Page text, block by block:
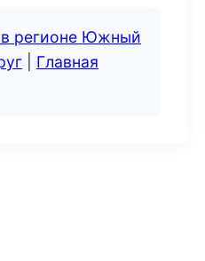
регионе Южный
Главная